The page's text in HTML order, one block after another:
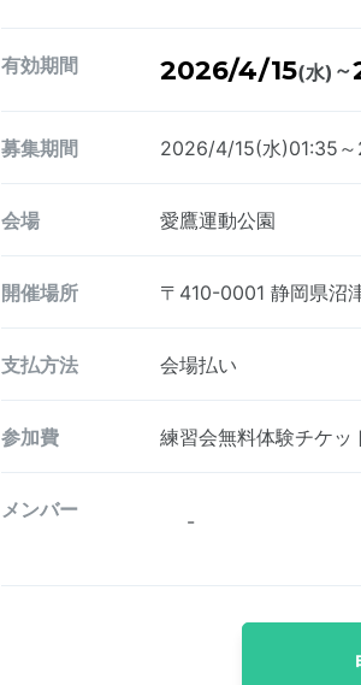
有効期間 2026/4/15(水) ～
募集期間 2026/4/15(水)01:35
会場 愛鷹運動公園
開催場所 〒410-0001 静岡県沼
支払方法 会場払い
参加費 練習会無料体験チケッ
メンバー -